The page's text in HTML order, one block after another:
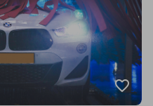
favorite_border